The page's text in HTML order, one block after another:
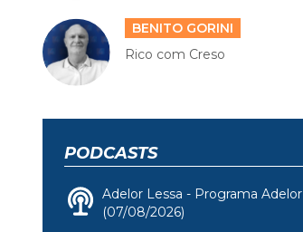
BENITO GORINI
Rico com Creso
PODCASTS
Adelor Lessa - Programa
(07/08/2026)